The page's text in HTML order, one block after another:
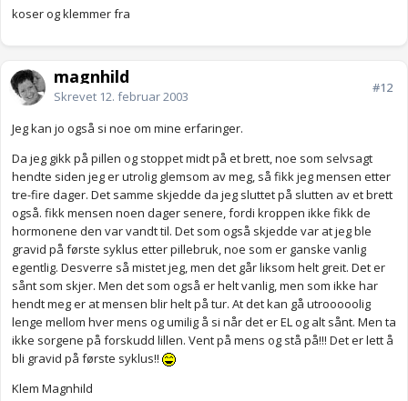
koser og klemmer fra
magnhild
Skrevet 12. februar 2003
#12
Jeg kan jo også si noe om mine erfaringer.
Da jeg gikk på pillen og stoppet midt på et brett, noe som selvsagt
hendte siden jeg er utrolig glemsom av meg, så fikk jeg mensen etter
tre-fire dager. Det samme skjedde da jeg sluttet på slutten av et brett
også. fikk mensen noen dager senere, fordi kroppen ikke fikk de
hormonene den var vandt til. Det som også skjedde var at jeg ble
gravid på første syklus etter pillebruk, noe som er ganske vanlig
egentlig. Desverre så mistet jeg, men det går liksom helt greit. Det er
sånt som skjer. Men det som også er helt vanlig, men som ikke har
hendt meg er at mensen blir helt på tur. At det kan gå utrooooolig
lenge mellom hver mens og umilig å si når det er EL og alt sånt. Men ta
ikke sorgene på forskudd lillen. Vent på mens og stå på!!! Det er lett å
bli gravid på første syklus!!
Klem Magnhild